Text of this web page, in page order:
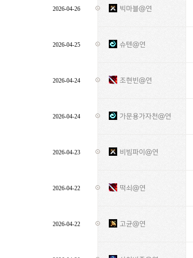
2026-04-26 빅마블@연
2026-04-25 슈텐@연
2026-04-24 조현빈@연
2026-04-24 가문용가자천@연
2026-04-23 비빔파이@연
2026-04-22 떡쇠@연
2026-04-22 고균@연